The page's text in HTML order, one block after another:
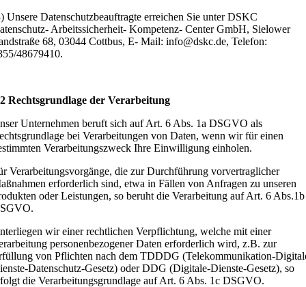
Unsere Datenschutzbeauftragte erreichen Sie unter DSKC
Arbeitssicherheit- Kompetenz- Center GmbH, Sielower
68, 03044 Cottbus, E- Mail: info@dskc.de, Telefon:
48679410.
Rechtsgrundlage der Verarbeitung
Unternehmen beruft sich auf Art. 6 Abs. 1a DSGVO als
bei Verarbeitungen von Daten, wenn wir für einen
Verarbeitungszweck Ihre Einwilligung einholen.
Verarbeitungsvorgänge, die zur Durchführung vorvertraglicher
erforderlich sind, etwa in Fällen von Anfragen zu unseren
oder Leistungen, so beruht die Verarbeitung auf Art. 6 Abs.1b
wir einer rechtlichen Verpflichtung, welche mit einer
personenbezogener Daten erforderlich wird, z.B. zur
von Pflichten nach dem TDDDG (Telekommunikation-
Datenschutz-Gesetz) oder DDG (Digitale-Dienste-Gesetz), so
die Verarbeitungsgrundlage auf Art. 6 Abs. 1c DSGVO.